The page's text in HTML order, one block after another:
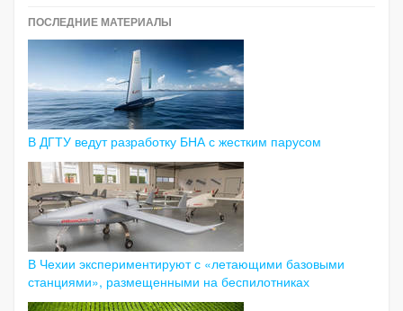
ПОСЛЕДНИЕ МАТЕРИАЛЫ
В ДГТУ ведут разработку БНА с жестким парусом
В Чехии экспериментируют с «летающими базовыми
станциями», размещенными на беспилотниках